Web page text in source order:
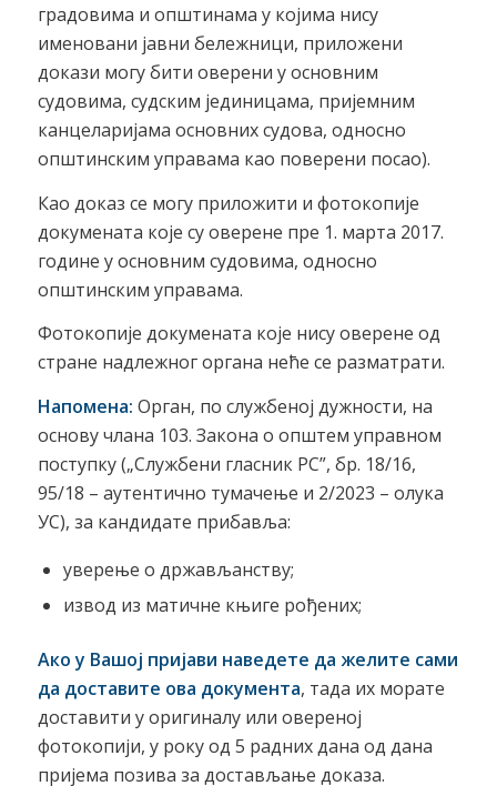
градовима и општинама у којима нису
именовани јавни бележници, приложени
докази могу бити оверени у основним
судовима, судским јединицама, пријемним
канцеларијама основних судова, односно
општинским управама као поверени посао).
Као доказ се могу приложити и фотокопије
докумената које су оверене пре 1. марта 2017.
године у основним судовима, односно
општинским управама.
Фотокопије докумената које нису оверене од
стране надлежног органа неће се разматрати.
Напомена: Орган, по службеној дужности, на
основу члана 103. Закона о општем управном
поступку („Службени гласник РС”, бр. 18/16,
95/18 – аутентично тумачење и 2/2023 – олука
УС), за кандидате прибавља:
уверење о држављанству;
извод из матичне књиге рођених;
Ако у Вашој пријави наведете да желите сами
да доставите ова документа, тада их морате
доставити у оригиналу или овереној
фотокопији, у року од 5 радних дана од дана
пријема позива за достављање доказа.